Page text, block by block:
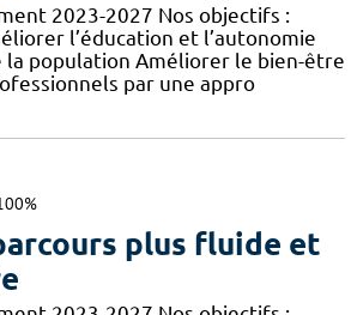
2023-2027 Nos objectifs :
l’éducation et l’autonomie
la population Améliorer le bien-être
par une appro
plus fluide et